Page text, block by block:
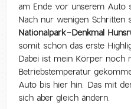
am Ende vor unserem Auto
Nach nur wenigen
Nationalpark-Denkmal
somit schon das erste
Dabei ist mein Körper noch
Betriebstemperatur
Auto bis hier hin. Das mit
sich aber gleich ändern.